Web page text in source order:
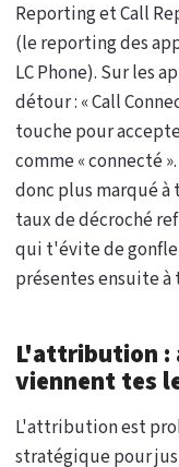
Reporting et Call
(le reporting des
LC Phone). Sur les
détour : « Call
touche pour
comme « connecté
donc plus marqué
taux de décroché
qui t'évite de
présentes ensuite à
L'attribution :
viennent tes
L'attribution est
stratégique pour